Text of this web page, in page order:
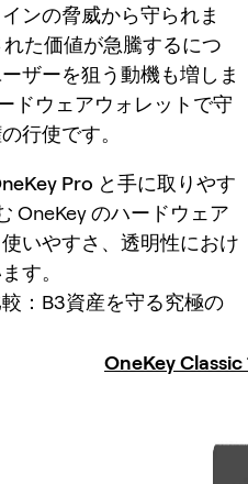
ンの脅威から守られま
た価値が急騰するにつ
ザーを狙う動機も増しま
ドウェアウォレットで守
行使です。
Pro と手に取りやす
OneKey のハードウェア
いやすさ、透明性におけ
す。
：B3資産を守る究極の
OneKey Classic